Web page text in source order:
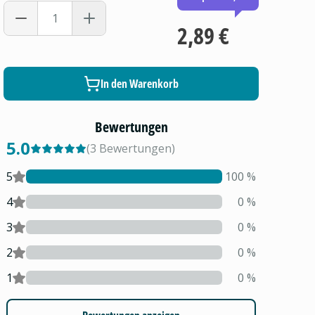
2,89 €
In den Warenkorb
Bewertungen
5.0 (3 Bewertungen)
5
100 %
4
0 %
3
0 %
2
0 %
1
0 %